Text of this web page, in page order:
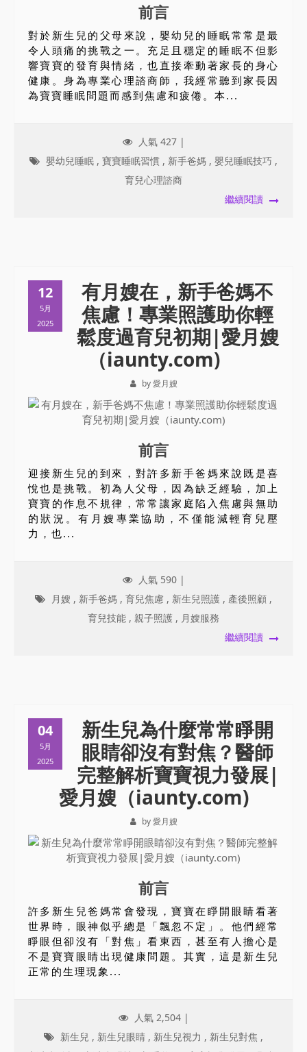
前言
對於新生兒的父母來說，嬰幼兒的睡眠常常是最
令人頭痛的挑戰之一。充足且穩定的睡眠不但影
響寶寶的發育與情緒，也直接牽動著家長的身心
健康。身為專業心理諮商師，我經常聽到家長因
為寶寶睡眠問題而感到焦慮和疲倦。本...
人氣 427 |
嬰幼兒睡眠 , 寶寶睡眠習慣 , 新手爸媽 , 嬰兒睡眠技巧 ,
育兒心理諮商
繼續閱讀
12
5月
2025
有月嫂在，新手爸媽不
焦慮！專業照護助你輕
鬆度過育兒初期|愛月嫂
（iaunty.com)
by 愛月嫂
前言
迎接新生兒的到來，對許多新手爸媽來說既是喜
悅也是挑戰。初為人父母，因為缺乏經驗，加上
寶寶的作息不規律，常常讓家庭陷入焦慮與無助
的狀況。有月嫂專業協助，不僅能減輕育兒壓
力，也...
人氣 590 |
月嫂 , 新手爸媽 , 育兒焦慮 , 新生兒照護 , 產後照顧 ,
育兒技能 , 親子照護 , 月嫂服務
繼續閱讀
04
5月
2025
新生兒為什麼常常睜開
眼睛卻沒有對焦？醫師
完整解析寶寶視力發展|
愛月嫂（iaunty.com)
by 愛月嫂
前言
許多新生兒爸媽常會發現，寶寶在睜開眼睛看著
世界時，眼神似乎總是「飄忽不定」。他們經常
睜眼但卻沒有「對焦」看東西，甚至有人擔心是
不是寶寶眼睛出現健康問題。其實，這是新生兒
正常的生理現象...
人氣 2,504 |
新生兒 , 新生兒眼睛 , 新生兒視力 , 新生兒對焦 ,